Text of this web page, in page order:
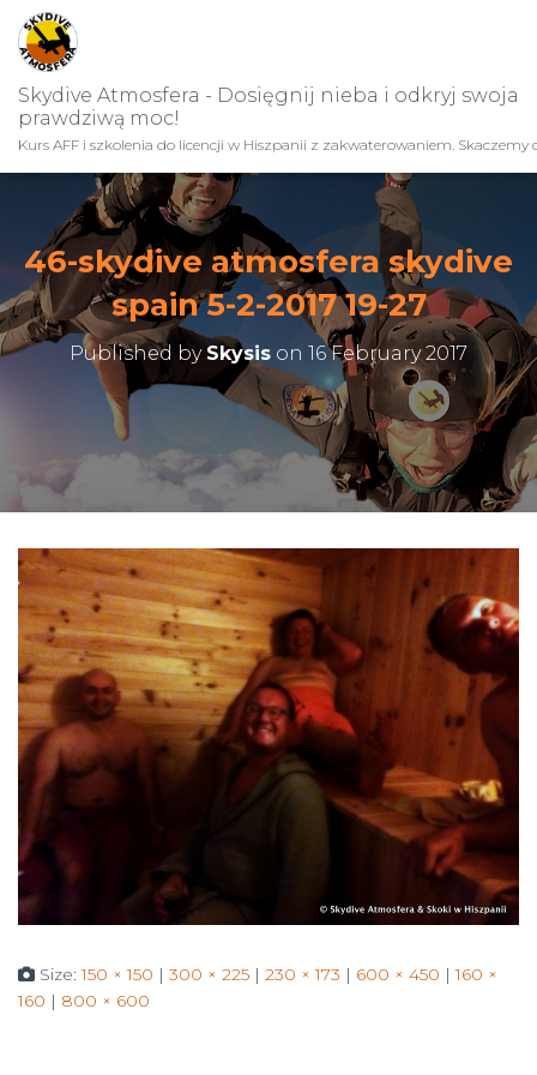
Skydive Atmosfera - Dosięgnij nieba i odkryj swoja
prawdziwą moc!
Kurs AFF i szkolenia do licencji w Hiszpanii z zakwaterowaniem. Skaczemy
46-skydive atmosfera skydive
spain 5-2-2017 19-27
Published by Skysis on 16 February 2017
Size:150 × 150 | 300 × 225 | 230 × 173 | 600 × 450 | 160 ×
160 | 800 × 600